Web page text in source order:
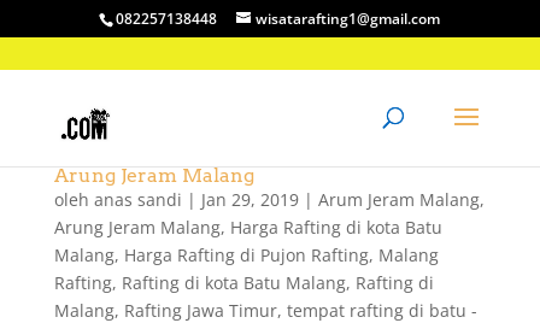
082257138448 wisatarafting1@gmail.com
Arung Jeram Malang
oleh anas sandi | Jan 29, 2019| Arum Jeram Malang,
Arung Jeram Malang, Harga Rafting di kota Batu
Malang, Harga Rafting di Pujon Rafting, Malang
Rafting, Rafting di kota Batu Malang, Rafting di
Malang, Rafting Jawa Timur, tempat rafting di batu -